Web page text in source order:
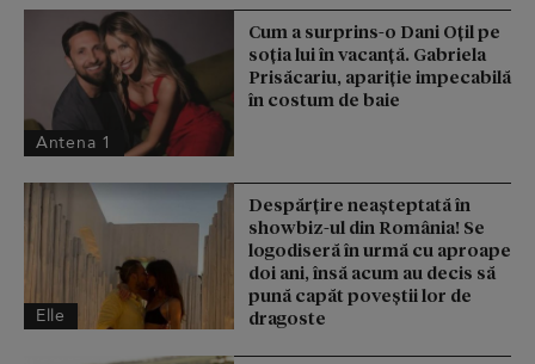
Antena 1
Cum a surprins-o Dani Oțil pe
soția lui în vacanță. Gabriela
Prisăcariu, apariție impecabilă
în costum de baie
Elle
Despărțire neașteptată în
showbiz-ul din România! Se
logodiseră în urmă cu aproape
doi ani, însă acum au decis să
pună capăt poveștii lor de
dragoste